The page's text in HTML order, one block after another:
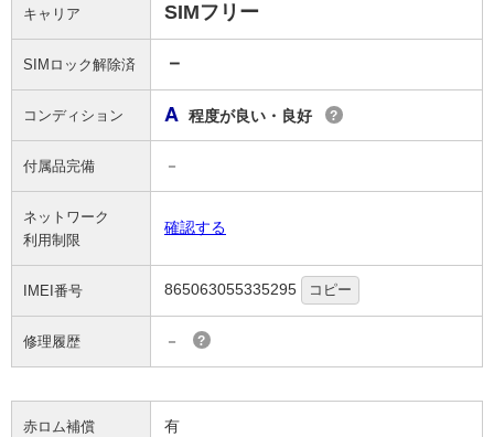
キャリア SIMフリー
SIMロック解除済 －
コンディション A 程度が良い・良好 ?
付属品完備 －
ネットワーク
利用制限
確認する
IMEI番号 865063055335295 コピー
修理履歴 － ?
赤ロム補償 有